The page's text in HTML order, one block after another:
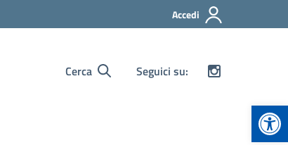
Accedi
Cerca Seguici su: